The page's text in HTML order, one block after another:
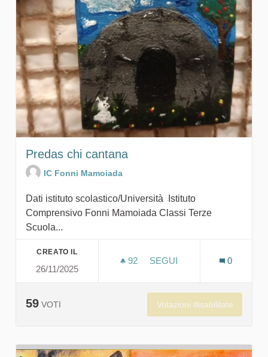
Predas chi cantana
IC Fonni Mamoiada
Dati istituto scolastico/Università Istituto
Comprensivo Fonni Mamoiada Classi Terze
Scuola...
CREATO IL
26/11/2025
92 92 SOSTENITORI
SEGUI
0
59 VOTI Votazioni disabilitate